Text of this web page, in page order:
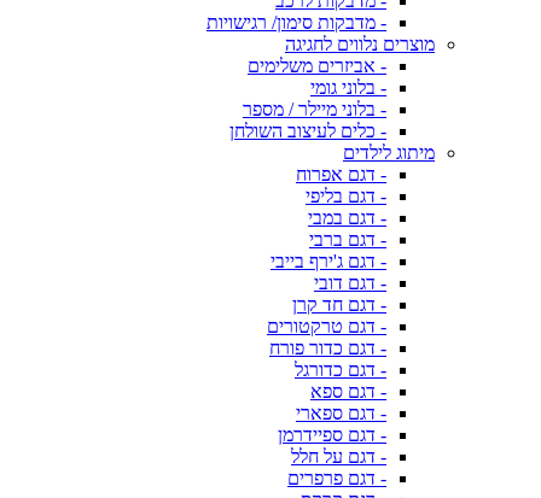
- מדבקות סימון/ רגישויות
מוצרים נלווים לחגיגה
- אביזרים משלימים
- בלוני גומי
- בלוני מיילר / מספר
- כלים לעיצוב השולחן
מיתוג לילדים
- דגם אפרוח
- דגם בליפי
- דגם במבי
- דגם ברבי
- דגם ג'ירף בייבי
- דגם דובי
- דגם חד קרן
- דגם טרקטורים
- דגם כדור פורח
- דגם כדורגל
- דגם ספא
- דגם ספארי
- דגם ספיידרמן
- דגם על חלל
- דגם פרפרים